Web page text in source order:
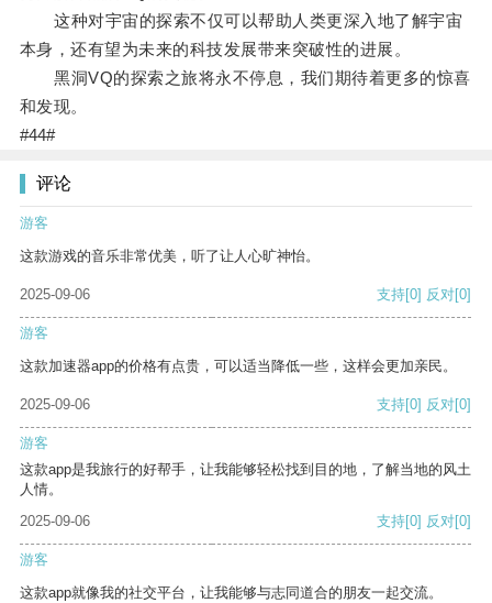
这种对宇宙的探索不仅可以帮助人类更深入地了解宇宙
本身，还有望为未来的科技发展带来突破性的进展。
黑洞VQ的探索之旅将永不停息，我们期待着更多的惊喜
和发现。
#44#
评论
游客
这款游戏的音乐非常优美，听了让人心旷神怡。
2025-09-06 支持[0] 反对[0]
游客
这款加速器app的价格有点贵，可以适当降低一些，这样会更加亲民。
2025-09-06 支持[0] 反对[0]
游客
这款app是我旅行的好帮手，让我能够轻松找到目的地，了解当地的风土
人情。
2025-09-06
支持[0] 反对[0]
游客
这款app就像我的社交平台，让我能够与志同道合的朋友一起交流。